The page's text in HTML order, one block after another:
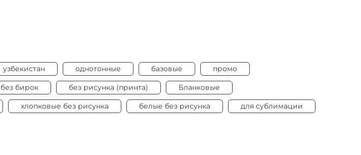
узбекистан однотонные базовые промо
без бирок без рисунка (принта) Бланковые
хлопковые без рисунка белые без рисунка для сублимации